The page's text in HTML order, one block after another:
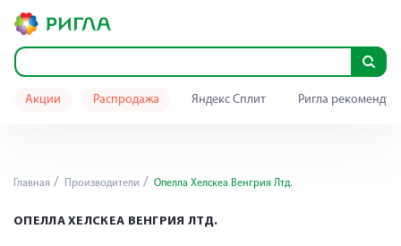
Акции Распродажа Яндекс Сплит Ригла
Главная Производители Опелла Хелскеа Венгрия Лтд.
ОПЕЛЛА ХЕЛСКЕА ВЕНГРИЯ ЛТД.